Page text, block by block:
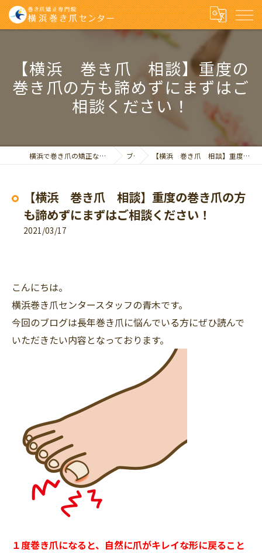
【横浜 巻き爪 相談】重度の
巻き爪の方も諦めずにまずはご
相談ください！
横浜で巻き爪の矯正なら巻き爪矯正専門院 横浜巻き爪センター ブログ 【横浜 巻き爪 相談】重度の巻き爪の方も諦めずにまずはご相談ください！
【横浜 巻き爪 相談】重度の巻き爪の方
も諦めずにまずはご相談ください！
2021/03/17
こんにちは。
横浜巻き爪センタースタッフの青木です。
今回のブログは長年巻き爪に悩んでいる方にぜひ読んで
いただきたい内容となっております。
１度巻き爪になると、自然に爪がキレイな形に戻ること